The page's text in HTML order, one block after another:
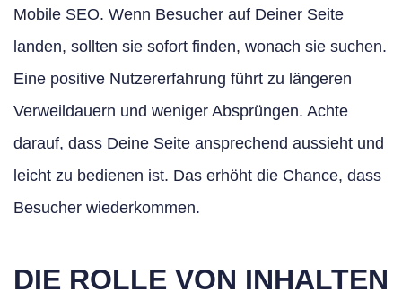
Mobile SEO. Wenn Besucher auf Deiner Seite
landen, sollten sie sofort finden, wonach sie suchen.
Eine positive Nutzererfahrung führt zu längeren
Verweildauern und weniger Absprüngen. Achte
darauf, dass Deine Seite ansprechend aussieht und
leicht zu bedienen ist. Das erhöht die Chance, dass
Besucher wiederkommen.
DIE ROLLE VON INHALTEN